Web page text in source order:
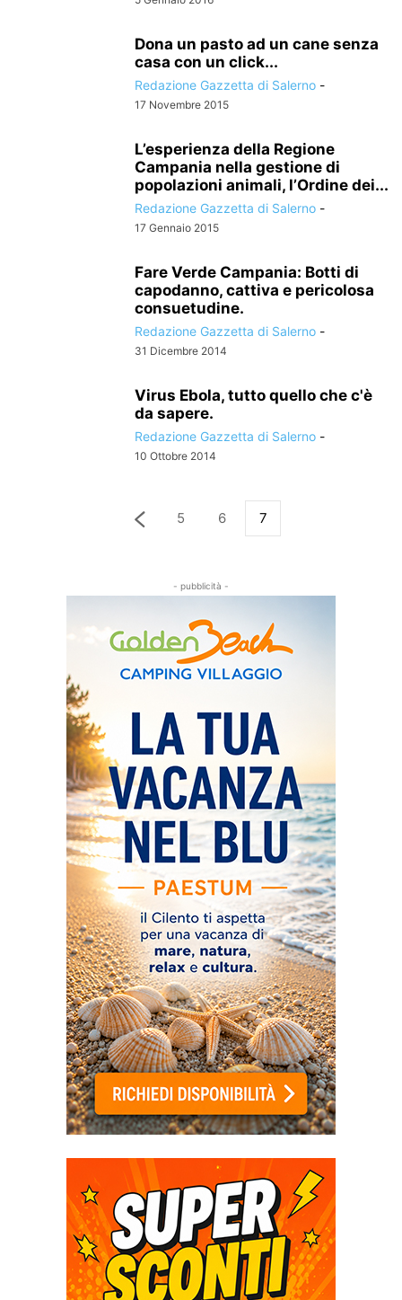
Dona un pasto ad un cane senza
casa con un click...
Redazione Gazzetta di Salerno -
17 Novembre 2015
L’esperienza della Regione
Campania nella gestione di
popolazioni animali, l’Ordine dei...
Redazione Gazzetta di Salerno -
17 Gennaio 2015
Fare Verde Campania: Botti di
capodanno, cattiva e pericolosa
consuetudine.
Redazione Gazzetta di Salerno -
31 Dicembre 2014
Virus Ebola, tutto quello che c'è
da sapere.
Redazione Gazzetta di Salerno -
10 Ottobre 2014
5 6 7
- pubblicità -